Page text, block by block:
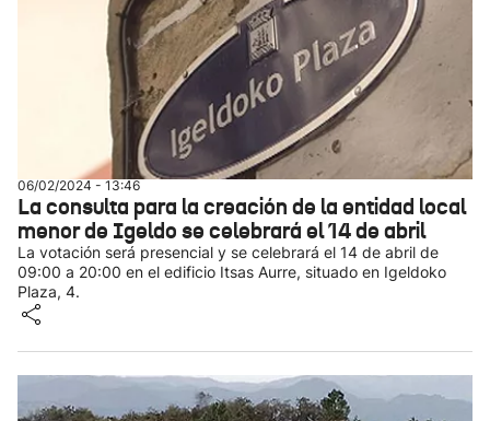
06/02/2024 - 13:46
La consulta para la creación de la entidad local
menor de Igeldo se celebrará el 14 de abril
La votación será presencial y se celebrará el 14 de abril de
09:00 a 20:00 en el edificio Itsas Aurre, situado en Igeldoko
Plaza, 4.